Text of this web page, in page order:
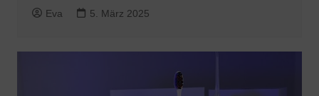
Eva 5. März 2025